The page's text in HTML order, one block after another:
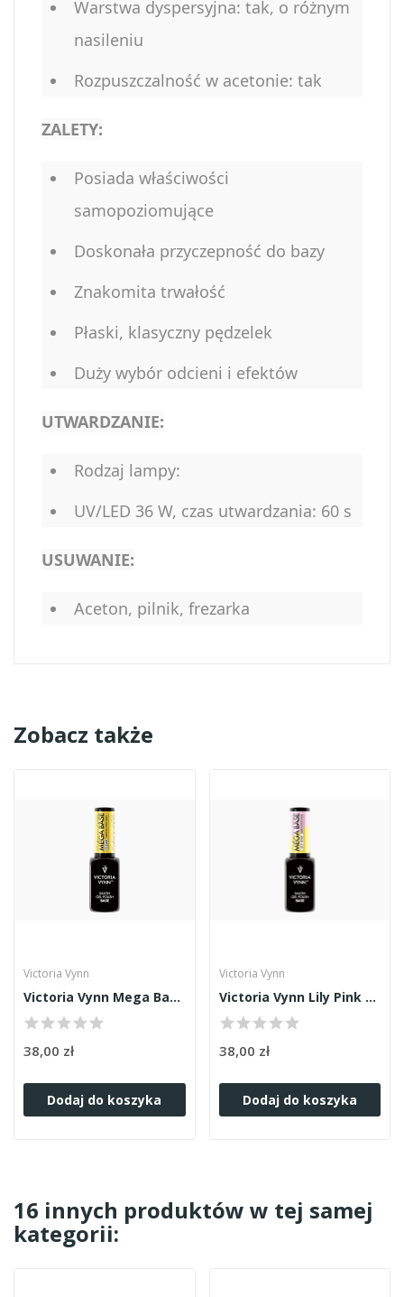
Warstwa dyspersyjna: tak, o różnym
nasileniu
Rozpuszczalność w acetonie: tak
ZALETY:
Posiada właściwości
samopoziomujące
Doskonała przyczepność do bazy
Znakomita trwałość
Płaski, klasyczny pędzelek
Duży wybór odcieni i efektów
UTWARDZANIE:
Rodzaj lampy:
UV/LED 36 W, czas utwardzania: 60 s
USUWANIE:
Aceton, pilnik, frezarka
Zobacz także
Victoria Vynn
Victoria Vynn Mega Base Clear 8ml
38,00 zł
Dodaj do koszyka
Victoria Vynn
Victoria Vynn Lily Pink Mega Base 8ml
38,00 zł
Dodaj do koszyka
16 innych produktów w tej samej
kategorii: